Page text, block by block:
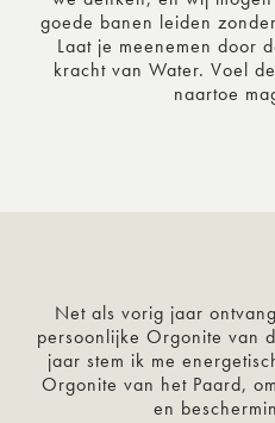
goede banen leiden
Laat je meenemen door
kracht van Water. Voel
naartoe
Net als vorig jaar
persoonlijke Orgonite van
jaar stem ik me
Orgonite van het Paard,
en